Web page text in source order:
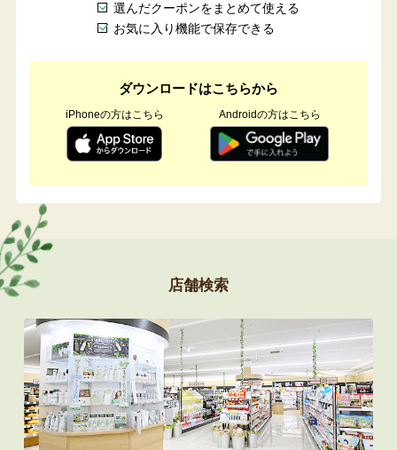
選んだクーポンをまとめて使える
お気に入り機能で保存できる
ダウンロードはこちらから
iPhoneの方はこちら Androidの方はこちら
店舗検索